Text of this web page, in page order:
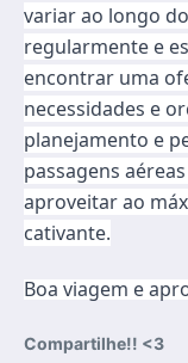
variar ao longo
regularmente e
encontrar uma
necessidades e
planejamento e
passagens
aproveitar ao
cativante.
Boa viagem e
Compartilhe!! <3